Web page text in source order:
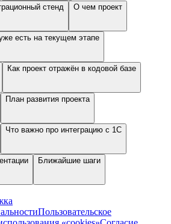
стенд О чем проект
есть на текущем этапе
Как проект отражён в кодовой базе
План развития проекта
Что важно про интеграцию с 1С
Ближайшие шаги
Пользовательское